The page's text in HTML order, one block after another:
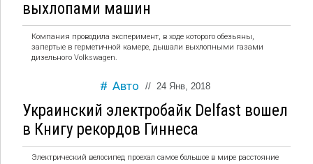
выхлопами машин
Компания проводила эксперимент, в ходе которого обезьяны,
запертые в герметичной камере, дышали выхлопными газами
дизельного Volkswagen.
Авто // 24 Янв, 2018
Украинский электробайк Delfast вошел
в Книгу рекордов Гиннеса
Электрический велосипед проехал самое большое в мире расстояние